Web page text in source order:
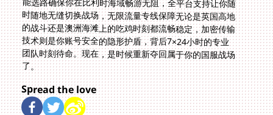
了。
Spread the love